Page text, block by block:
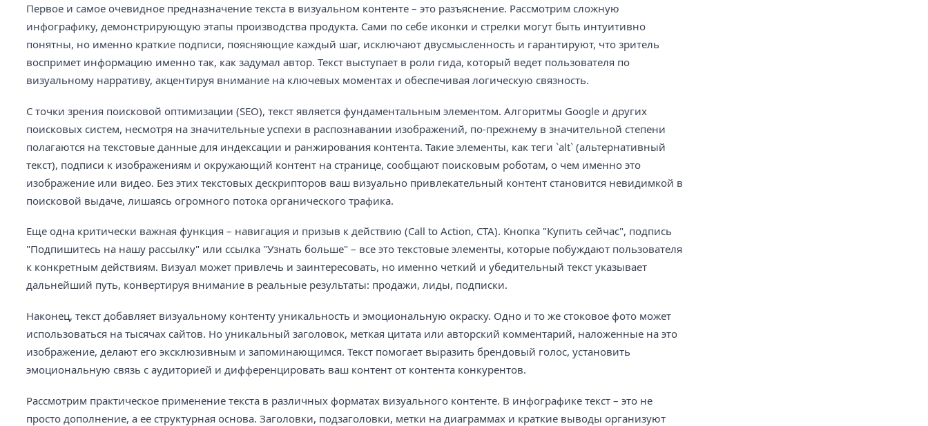
Первое и самое очевидное предназначение текста в визуальном контенте – это разъяснение. Рассмотрим сложную
инфографику, демонстрирующую этапы производства продукта. Сами по себе иконки и стрелки могут быть интуитивно
понятны, но именно краткие подписи, поясняющие каждый шаг, исключают двусмысленность и гарантируют, что зритель
воспримет информацию именно так, как задумал автор. Текст выступает в роли гида, который ведет пользователя по
визуальному нарративу, акцентируя внимание на ключевых моментах и обеспечивая логическую связность.
С точки зрения поисковой оптимизации (SEO), текст является фундаментальным элементом. Алгоритмы Google и других
поисковых систем, несмотря на значительные успехи в распознавании изображений, по-прежнему в значительной степени
полагаются на текстовые данные для индексации и ранжирования контента. Такие элементы, как теги `alt` (альтернативный
текст), подписи к изображениям и окружающий контент на странице, сообщают поисковым роботам, о чем именно это
изображение или видео. Без этих текстовых дескрипторов ваш визуально привлекательный контент становится невидимкой в
поисковой выдаче, лишаясь огромного потока органического трафика.
Еще одна критически важная функция – навигация и призыв к действию (Call to Action, CTA). Кнопка "Купить сейчас", подпись
"Подпишитесь на нашу рассылку" или ссылка "Узнать больше" – все это текстовые элементы, которые побуждают пользователя
к конкретным действиям. Визуал может привлечь и заинтересовать, но именно четкий и убедительный текст указывает
дальнейший путь, конвертируя внимание в реальные результаты: продажи, лиды, подписки.
Наконец, текст добавляет визуальному контенту уникальность и эмоциональную окраску. Одно и то же стоковое фото может
использоваться на тысячах сайтов. Но уникальный заголовок, меткая цитата или авторский комментарий, наложенные на это
изображение, делают его эксклюзивным и запоминающимся. Текст помогает выразить брендовый голос, установить
эмоциональную связь с аудиторией и дифференцировать ваш контент от контента конкурентов.
Рассмотрим практическое применение текста в различных форматах визуального контенте. В инфографике текст – это не
просто дополнение, а ее структурная основа. Заголовки, подзаголовки, метки на диаграммах и краткие выводы организуют